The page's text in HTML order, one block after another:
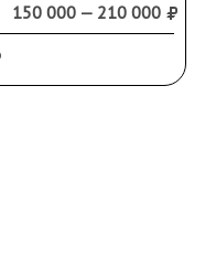
AU/aUNC.
150 000 — 210 000